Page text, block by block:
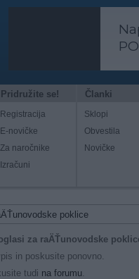
Pridružite se! Članki
Registracija
E-novičke
Za naročnike
Izračuni
Sklopi
Obvestila
Novičke
za raÄŤunovodske
in poskusite ponovno.
tudi na forumu.